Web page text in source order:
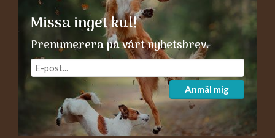
Missa inget kul!
Prenumerera på vårt nyhetsbrev.
Anmäl mig